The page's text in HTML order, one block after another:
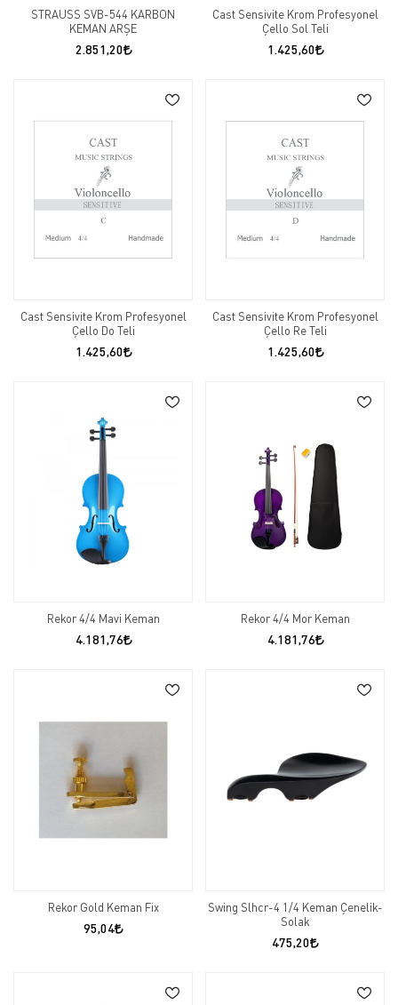
STRAUSS SVB-544 KARBON
KEMAN ARŞE
2.851,20
Cast Sensivite Krom Profesyonel
Çello Sol Teli
1.425,60
Cast Sensivite Krom Profesyonel
Çello Do Teli
1.425,60
Cast Sensivite Krom Profesyonel
Çello Re Teli
1.425,60
Rekor 4/4 Mavi Keman
4.181,76
Rekor 4/4 Mor Keman
4.181,76
Rekor Gold Keman Fix
95,04
Swing Slhcr-4 1/4 Keman Çenelik-
Solak
475,20